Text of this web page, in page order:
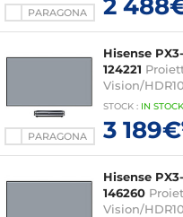
PARAGONA 2
PARAGONA
Hisense
124221
Vision/
Smart TV -
2 x 15 Watt
+ schermo
STOCK : IN STOCK
3 189€
Hisense
146260
Vision/